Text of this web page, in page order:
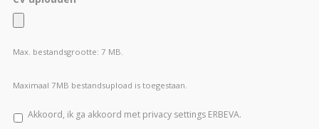
Max. bestandsgrootte: 7 MB.
Maximaal 7MB bestandsupload is toegestaan.
Akkoord, ik ga akkoord met privacy settings ERBEVA.